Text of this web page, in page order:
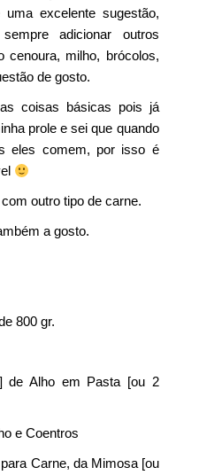
excelente sugestão,
adicionar outros
cenoura, milho, brócolos,
de gosto.
coisas básicas pois já
prole e sei que quando
eles comem, por isso é
outro tipo de carne.
a gosto.
800 gr.
de Alho em Pasta [ou 2
e Coentros
Carne, da Mimosa [ou